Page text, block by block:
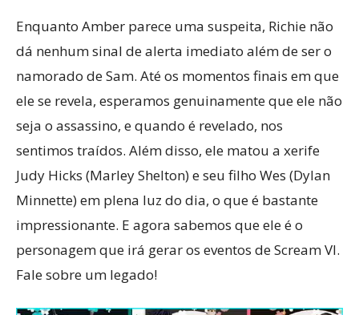
Enquanto Amber parece uma suspeita, Richie não
dá nenhum sinal de alerta imediato além de ser o
namorado de Sam. Até os momentos finais em que
ele se revela, esperamos genuinamente que ele não
seja o assassino, e quando é revelado, nos
sentimos traídos. Além disso, ele matou a xerife
Judy Hicks (Marley Shelton) e seu filho Wes (Dylan
Minnette) em plena luz do dia, o que é bastante
impressionante. E agora sabemos que ele é o
personagem que irá gerar os eventos de Scream VI.
Fale sobre um legado!